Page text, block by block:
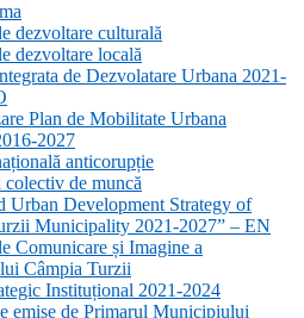
dezvoltare culturală
dezvoltare locală
de Dezvolatare Urbana 2021-
Plan de Mobilitate Urbana
2027
anticorupție
de muncă
Urban Development Strategy of
Municipality 2021-2027” – EN
Comunicare și Imagine a
Câmpia Turzii
Instituțional 2021-2024
emise de Primarul Municipiului